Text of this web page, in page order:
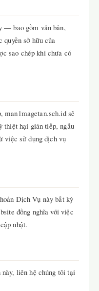
— bao gồm văn bản,
sở hữu của
sao chép khi chưa có
man1magetan.sch.id sẽ
thiệt hại gián tiếp, ngẫu
việc sử dụng dịch vụ
Dịch Vụ này bất kỳ
đồng nghĩa với việc
nhật.
liên hệ chúng tôi tại